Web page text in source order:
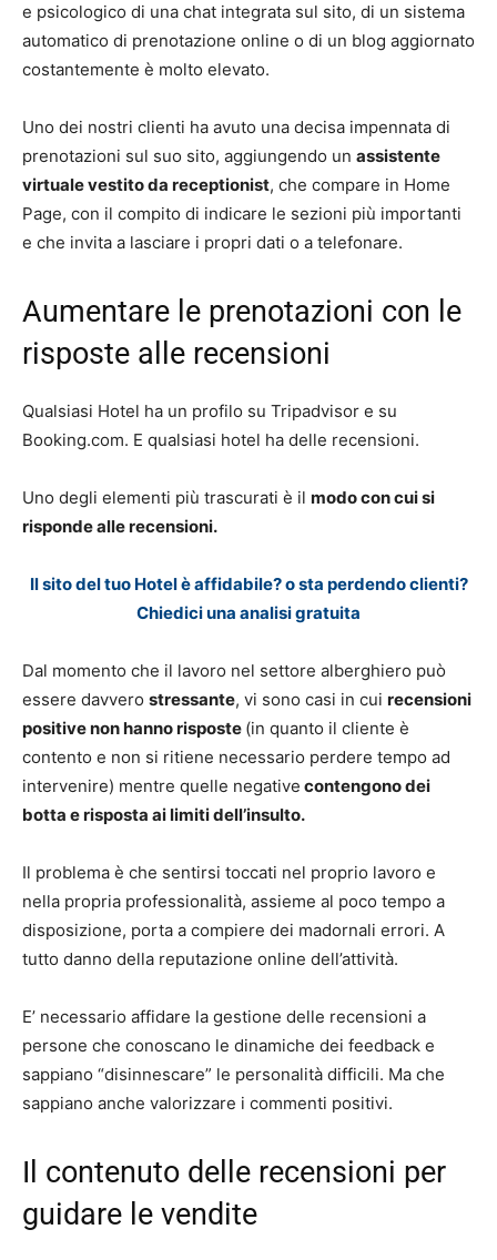
e psicologico di una chat integrata sul sito, di un sistema
automatico di prenotazione online o di un blog aggiornato
costantemente è molto elevato.
Uno dei nostri clienti ha avuto una decisa impennata di
prenotazioni sul suo sito, aggiungendo un assistente
virtuale vestito da receptionist, che compare in Home
Page, con il compito di indicare le sezioni più importanti
e che invita a lasciare i propri dati o a telefonare.
Aumentare le prenotazioni con le
risposte alle recensioni
Qualsiasi Hotel ha un profilo su Tripadvisor e su
Booking.com. E qualsiasi hotel ha delle recensioni.
Uno degli elementi più trascurati è il modo con cui si
risponde alle recensioni.
Il sito del tuo Hotel è affidabile? o sta perdendo clienti?
Chiedici una analisi gratuita
Dal momento che il lavoro nel settore alberghiero può
essere davvero stressante, vi sono casi in cui recensioni
positive non hanno risposte (in quanto il cliente è
contento e non si ritiene necessario perdere tempo ad
intervenire) mentre quelle negative contengono dei
botta e risposta ai limiti dell’insulto.
Il problema è che sentirsi toccati nel proprio lavoro e
nella propria professionalità, assieme al poco tempo a
disposizione, porta a compiere dei madornali errori. A
tutto danno della reputazione online dell’attività.
E’ necessario affidare la gestione delle recensioni a
persone che conoscano le dinamiche dei feedback e
sappiano “disinnescare” le personalità difficili. Ma che
sappiano anche valorizzare i commenti positivi.
Il contenuto delle recensioni per
guidare le vendite